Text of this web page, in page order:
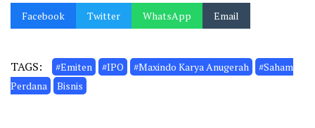
Facebook Twitter WhatsApp Email
TAGS: #Emiten #IPO #Maxindo Karya Anugerah
#Saham
Perdana
Bisnis